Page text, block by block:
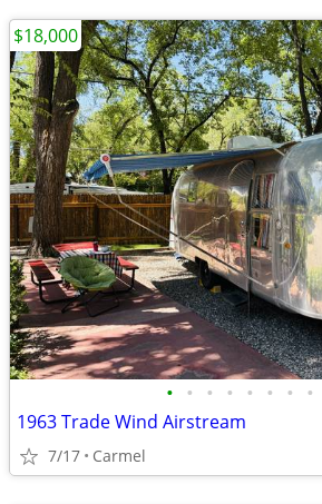
• • • • • • • •
1963 Trade Wind Airstream
7/17 Carmel
$18,000